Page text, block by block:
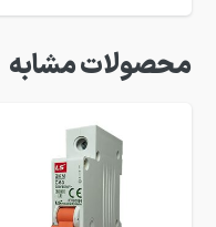
محصولات مشابه